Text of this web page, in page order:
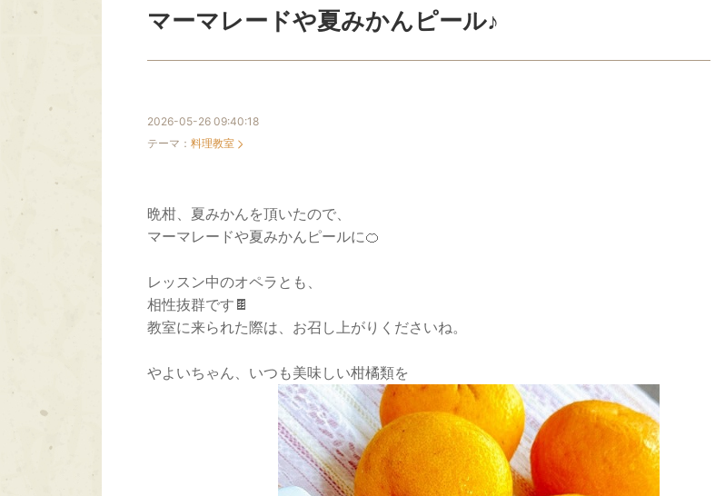
マーマレードや夏みかんピール♪
2026-05-26 09:40:18
テーマ： 料理教室
晩柑、夏みかんを頂いたので、
マーマレードや夏みかんピールに🍊
レッスン中のオペラとも、
相性抜群です🍫
教室に来られた際は、お召し上がりくださいね。
やよいちゃん、いつも美味しい柑橘類を